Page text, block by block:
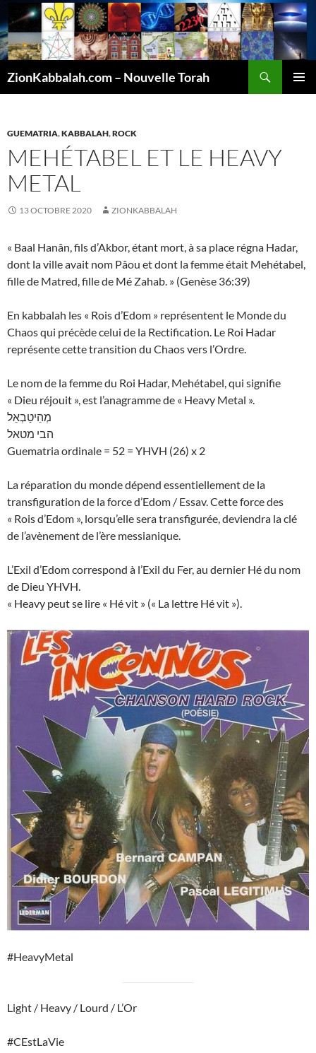
ZionKabbalah.com – Nouvelle Torah
GUEMATRIA,KABBALAH,ROCK
MEHÉTABEL ET LE HEAVY
METAL
13 OCTOBRE 2020 ZIONKABBALAH
« Baal Hanân, fils d’Akbor, étant mort, à sa place régna Hadar,
dont la ville avait nom Pâou et dont la femme était Mehétabel,
fille de Matred, fille de Mé Zahab. » (Genèse 36:39)
En kabbalah les « Rois d’Edom » représentent le Monde du
Chaos qui précède celui de la Rectification. Le Roi Hadar
représente cette transition du Chaos vers l’Ordre.
Le nom de la femme du Roi Hadar, Mehétabel, qui signifie
« Dieu réjouit », est l’anagramme de « Heavy Metal ».
מְהֵיטַבְאֵל
הבי מטאל
Guematria ordinale = 52 = YHVH (26) x 2
La réparation du monde dépend essentiellement de la
transfiguration de la force d’Edom / Essav. Cette force des
« Rois d’Edom », lorsqu’elle sera transfigurée, deviendra la clé
de l’avènement de l’ère messianique.
L’Exil d’Edom correspond à l’Exil du Fer, au dernier Hé du nom
de Dieu YHVH.
« Heavy peut se lire « Hé vit » (« La lettre Hé vit »).
#HeavyMetal
Light / Heavy / Lourd / L’Or
#CEstLaVie